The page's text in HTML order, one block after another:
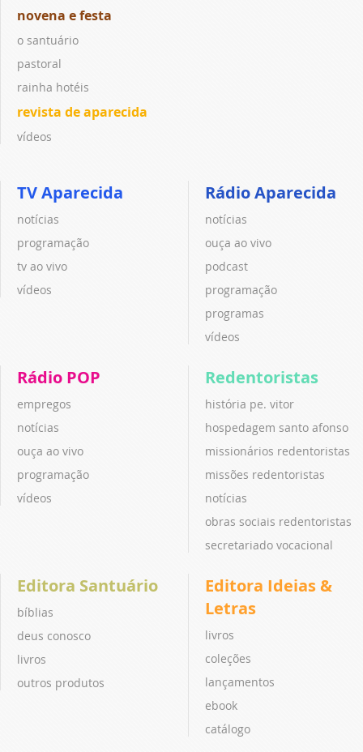
novena e festa
o santuário
pastoral
rainha hotéis
revista de aparecida
vídeos
TV Aparecida
notícias
programação
tv ao vivo
vídeos
Rádio Aparecida
notícias
ouça ao vivo
podcast
programação
programas
vídeos
Rádio POP
empregos
notícias
ouça ao vivo
programação
vídeos
Redentoristas
história pe. vitor
hospedagem santo afonso
missionários redentoristas
missões redentoristas
notícias
obras sociais redentoristas
secretariado vocacional
Editora Santuário
bíblias
deus conosco
livros
outros produtos
Editora Ideias &
Letras
livros
coleções
lançamentos
ebook
catálogo